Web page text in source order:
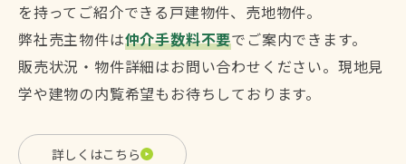
を持ってご紹介できる戸建物件、売地物件。
弊社売主物件は仲介手数料不要でご案内できます。
販売状況・物件詳細はお問い合わせください。現地見
学や建物の内覧希望もお待ちしております。
詳しくはこちら